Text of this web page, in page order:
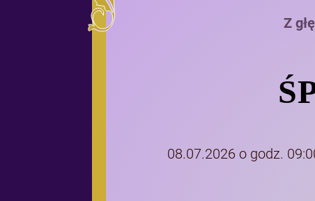
Z
08.07.2026 o godz.